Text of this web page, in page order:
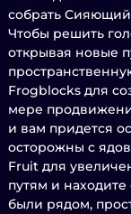
собрать
Чтобы решить
открывая новые
Frogblocks для
мере
и вам придется
осторожны с
Fruit для
путям и
были рядом,